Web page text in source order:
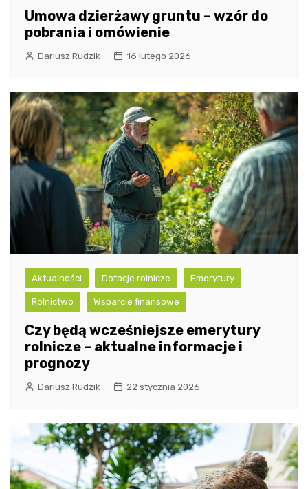
Umowa dzierżawy gruntu – wzór do
pobrania i omówienie
Dariusz Rudzik 16 lutego 2026
Aktualności Dotacje rolnicze Emerytury
Rolnictwo Wsparcie finansowe
Czy będą wcześniejsze emerytury
rolnicze – aktualne informacje i
prognozy
Dariusz Rudzik 22 stycznia 2026